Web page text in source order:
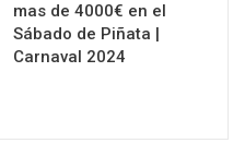
mas de 4000€ en el
Sábado de Piñata |
Carnaval 2024